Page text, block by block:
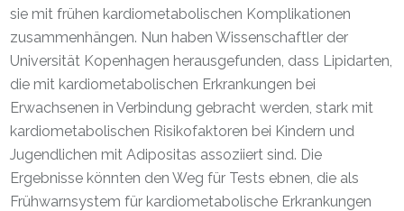
sie mit frühen kardiometabolischen Komplikationen
zusammenhängen. Nun haben Wissenschaftler der
Universität Kopenhagen herausgefunden, dass Lipidarten,
die mit kardiometabolischen Erkrankungen bei
Erwachsenen in Verbindung gebracht werden, stark mit
kardiometabolischen Risikofaktoren bei Kindern und
Jugendlichen mit Adipositas assoziiert sind. Die
Ergebnisse könnten den Weg für Tests ebnen, die als
Frühwarnsystem für kardiometabolische Erkrankungen